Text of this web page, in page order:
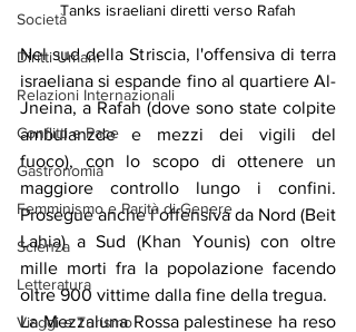
Società
Diritti Umani
Relazioni Internazionali
Conflitti e Pace
Gastronomia
Femminismo e Parità di Genere
Scienza
Letteratura
Viaggi e Turismo
Tanks israeliani diretti verso Rafah
Nel sud della Striscia, l'offensiva di terra
israeliana si espande fino al quartiere Al-
Jneina, a Rafah (dove sono state colpite
ambulanzde e mezzi dei vigili del
fuoco), con lo scopo di ottenere un
maggiore controllo lungo i confini.
Prosegue anche l’offensiva da Nord (Beit
Lahia) a Sud (Khan Younis) con oltre
mille morti fra la popolazione facendo
oltre 900 vittime dalla fine della tregua.
La Mezzaluna Rossa palestinese ha reso